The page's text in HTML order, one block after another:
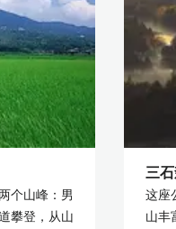
个山峰：男
攀登，从山
三
这座
山丰